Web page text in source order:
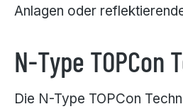
Anlagen oder
N-Type
Die N-Type TOPCon